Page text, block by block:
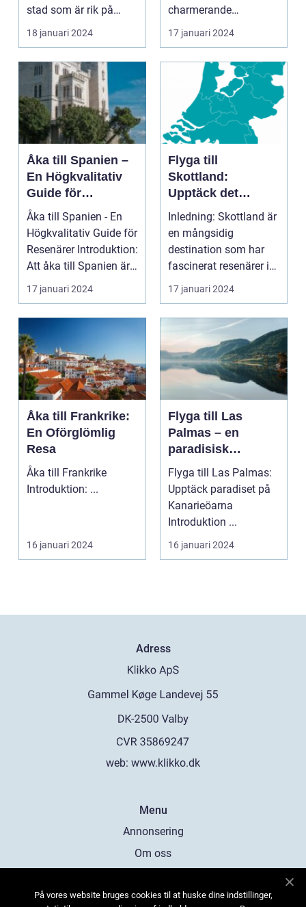
stad som är rik på
historia, kultur och
vackra sevärd...
18 januari 2024
charmerande
destinationer
Övergripande
introduktion ...
17 januari 2024
Åka till Spanien –
En Högkvalitativ
Guide för
Resenärer
Åka till Spanien - En
Högkvalitativ Guide för
Resenärer Introduktion:
Att åka till Spanien är
en dr...
17 januari 2024
Flyga till
Skottland:
Upptäck det
Fascinerande
Landet
Inledning: Skottland är
en mångsidig
destination som har
fascinerat resenärer i
århundraden. Med
sin...
17 januari 2024
Åka till Frankrike:
En Oförglömlig
Resa
Åka till Frankrike
Introduktion: ...
16 januari 2024
Flyga till Las
Palmas – en
paradisisk
destination
Flyga till Las Palmas:
Upptäck paradiset på
Kanarieöarna
Introduktion ...
16 januari 2024
Adress
web: www.klikko.dk
Menu
Annonsering
Om oss
Kontakta oss
På vores website bruges cookies til at huske dine indstillinger,